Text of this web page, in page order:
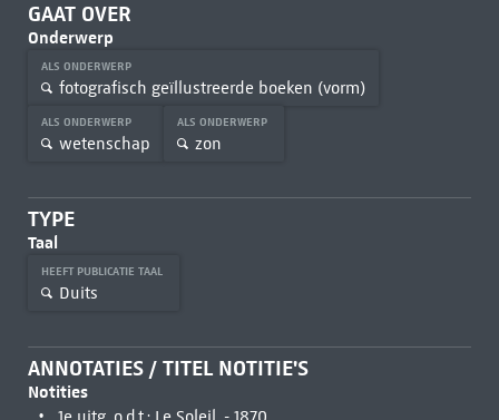
GAAT OVER
Onderwerp
ALS ONDERWERP
fotografisch geïllustreerde boeken (vorm)
ALS ONDERWERP
wetenschap
ALS ONDERWERP
zon
TYPE
Taal
HEEFT PUBLICATIE TAAL
Duits
ANNOTATIES / TITEL NOTITIE'S
Notities